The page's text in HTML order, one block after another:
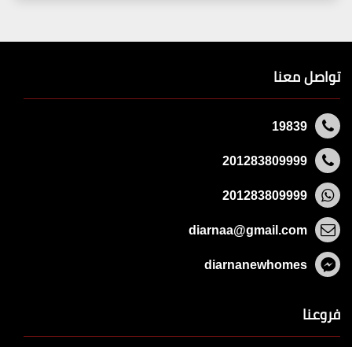
تواصل معنا
19839
201283809999
201283809999
diarnaa@gmail.com
diarnanewhomes
فروعنا